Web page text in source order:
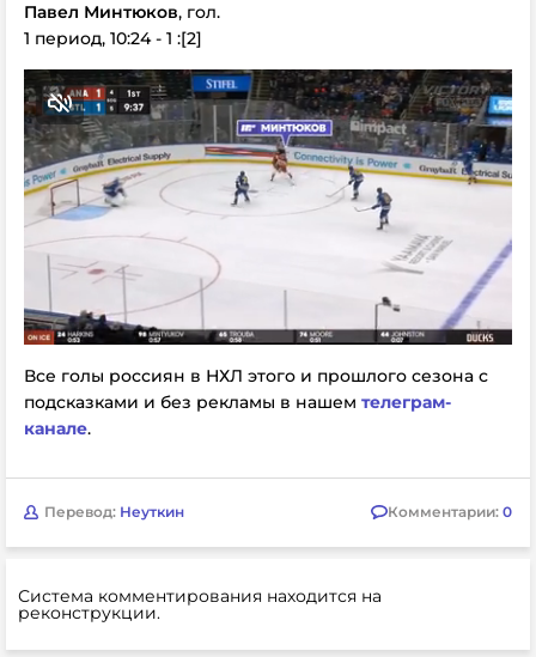
Павел Минтюков, гол.
1 период, 10:24 - 1 :[2]
Все голы россиян в НХЛ этого и прошлого сезона с
подсказками и без рекламы в нашем телеграм-
канале.
Перевод: Неуткин Комментарии: 0
Система комментирования находится на
реконструкции.